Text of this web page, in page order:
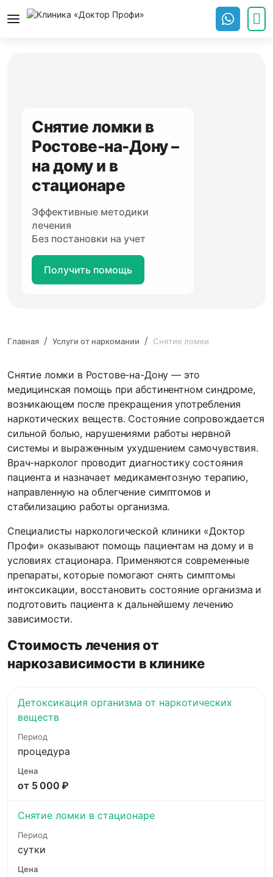
Снятие ломки в
Ростове-на-Дону –
на дому и в
стационаре
Эффективные методики
лечения
Без постановки на учет
Получить помощь
Главная Услуги от наркомании Снятие ломки
Снятие ломки в Ростове-на-Дону — это
медицинская помощь при абстинентном синдроме,
возникающем после прекращения употребления
наркотических веществ. Состояние сопровождается
сильной болью, нарушениями работы нервной
системы и выраженным ухудшением самочувствия.
Врач-нарколог проводит диагностику состояния
пациента и назначает медикаментозную терапию,
направленную на облегчение симптомов и
стабилизацию работы организма.
Специалисты наркологической клиники «Доктор
Профи» оказывают помощь пациентам на дому и в
условиях стационара. Применяются современные
препараты, которые помогают снять симптомы
интоксикации, восстановить состояние организма и
подготовить пациента к дальнейшему лечению
зависимости.
Стоимость лечения от
наркозависимости в клинике
Детоксикация организма от наркотических
веществ
процедура
от 5 000 ₽
Снятие ломки в стационаре
сутки